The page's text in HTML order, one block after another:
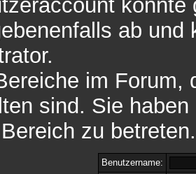
ab und
im Forum,
sind. Sie
zu betreten.
Benutzername: